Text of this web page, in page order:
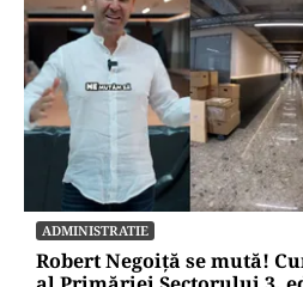
ADMINISTRATIE
Robert Negoiță se mută!